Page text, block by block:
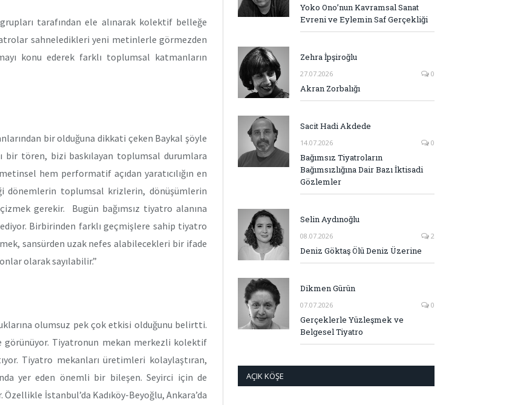
tarafından ele alınarak kolektif belleğe
sahneledikleri yeni metinlerle görmezden
konu ederek farklı toplumsal katmanların
bir olduğuna dikkati çeken Baykal şöyle
bir tören, bizi baskılayan toplumsal durumlara
hem performatif açıdan yaratıcılığın en
dönemlerin toplumsal krizlerin, dönüşümlerin
gerekir. Bugün bağımsız tiyatro alanına
ediyor. Birbirinden farklı geçmişlere sahip tiyatro
sansürden uzak nefes alabilecekleri bir ifade
olarak sayılabilir.”
olumsuz pek çok etkisi olduğunu belirtti.
görünüyor. Tiyatronun mekan merkezli kolektif
Tiyatro mekanları üretimleri kolaylaştıran,
yer eden önemli bir bileşen. Seyirci için de
İstanbul’da Kadıköy-Beyoğlu, Ankara’da
Yoko Ono’nun Kavramsal Sanat
Evreni ve Eylemin Saf Gerçekliği
Zehra İpşiroğlu
27.07.2026 0
Akran Zorbalığı
Sacit Hadi Akdede
14.07.2026 0
Bağımsız Tiyatroların
Bağımsızlığına Dair Bazı İktisadi
Gözlemler
Selin Aydınoğlu
08.07.2026 2
Deniz Göktaş Ölü Deniz Üzerine
Dikmen Gürün
07.07.2026 0
Gerçeklerle Yüzleşmek ve
Belgesel Tiyatro
AÇIK KÖŞE